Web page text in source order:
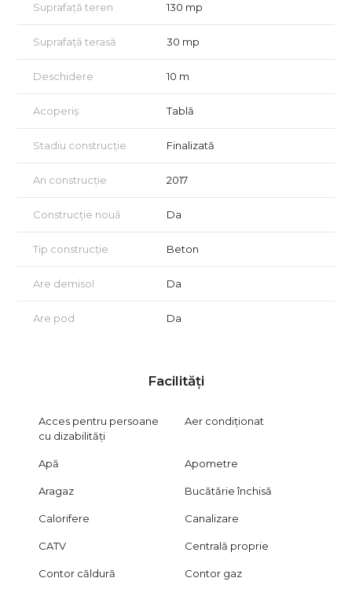
Suprafață teren 130 mp
Suprafață terasă 30 mp
Deschidere 10 m
Acoperiș Tablă
Stadiu construcție Finalizată
An construcție 2017
Construcție nouă Da
Tip construcție Beton
Are demisol Da
Are pod Da
Facilități
Acces pentru persoane
cu dizabilități
Aer condiționat
Apă Apometre
Aragaz Bucătărie închisă
Calorifere Canalizare
CATV Centrală proprie
Contor căldură Contor gaz